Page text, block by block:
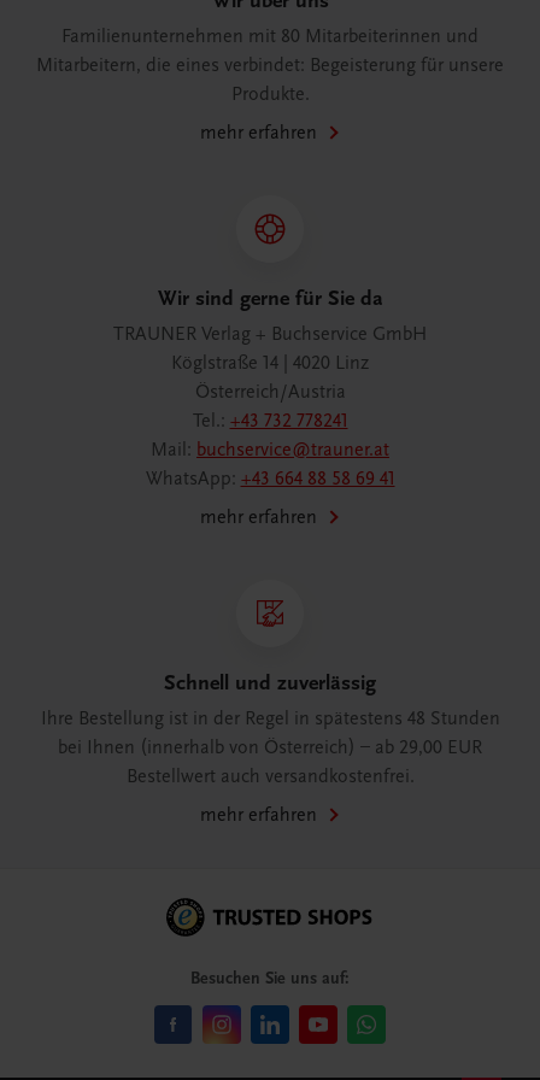
Familienunternehmen mit 80 Mitarbeiterinnen und
Mitarbeitern, die eines verbindet: Begeisterung für unsere
Produkte.
mehr erfahren
Wir sind gerne für Sie da
TRAUNER Verlag + Buchservice GmbH
Köglstraße 14 | 4020 Linz
Österreich/Austria
Tel.: +43 732 778241
Mail: buchservice@trauner.at
WhatsApp: +43 664 88 58 69 41
mehr erfahren
Schnell und zuverlässig
Ihre Bestellung ist in der Regel in spätestens 48 Stunden
bei Ihnen (innerhalb von Österreich) – ab 29,00 EUR
Bestellwert auch versandkostenfrei.
mehr erfahren
Besuchen Sie uns auf: